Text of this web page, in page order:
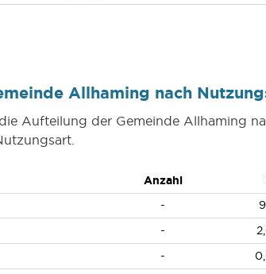
Allhaming nach
Aufteilung der Gemeinde Allhaming
Anzahl
-
-
-